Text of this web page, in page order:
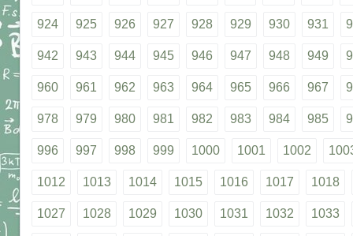
924 925 926 927 928 929 930 931
942 943 944 945 946 947 948 949
960 961 962 963 964 965 966 967
978 979 980 981 982 983 984 985
996 997 998 999 1000 1001 1002
1012 1013 1014 1015 1016 1017 1018
1027 1028 1029 1030 1031 1032 1033